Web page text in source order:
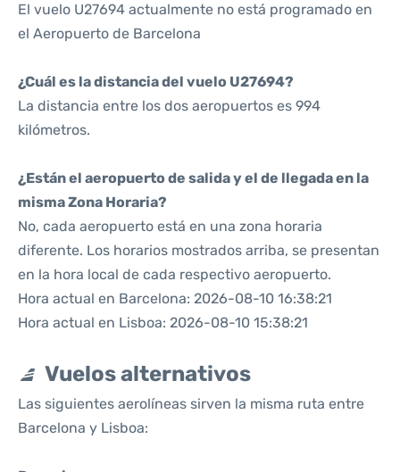
El vuelo U27694 actualmente no está programado en
el Aeropuerto de Barcelona
¿Cuál es la distancia del vuelo U27694?
La distancia entre los dos aeropuertos es 994
kilómetros.
¿Están el aeropuerto de salida y el de llegada en la
misma Zona Horaria?
No, cada aeropuerto está en una zona horaria
diferente. Los horarios mostrados arriba, se presentan
en la hora local de cada respectivo aeropuerto.
Hora actual en Barcelona: 2026-08-10 16:38:21
Hora actual en Lisboa: 2026-08-10 15:38:21
Vuelos alternativos
Las siguientes aerolíneas sirven la misma ruta entre
Barcelona y Lisboa: